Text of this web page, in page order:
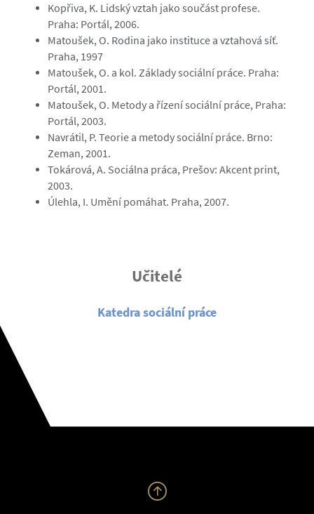
Kopřiva, K. Lidský vztah jako součást profese.
Praha: Portál, 2006.
Matoušek, O. Rodina jako instituce a vztahová síť.
Praha, 1997
Matoušek, O. a kol. Základy sociální práce. Praha:
Portál, 2001.
Matoušek, O. Metody a řízení sociální práce, Praha:
Portál, 2003.
Navrátil, P. Teorie a metody sociální práce. Brno:
Zeman, 2001.
Tokárová, A. Sociálna práca, Prešov: Akcent print,
2003.
Úlehla, I. Umění pomáhat. Praha, 2007.
Učitelé
Katedra sociální práce